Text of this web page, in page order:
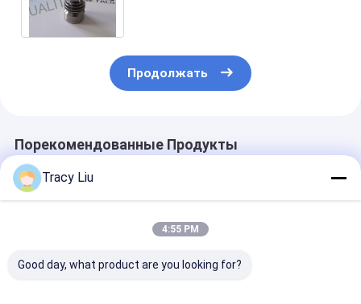
Продолжать
Порекомендованные Продукты
Tracy Liu
4:55 PM
Good day, what product are you looking for?